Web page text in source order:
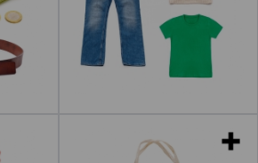
Leer más
Bolsas de tela